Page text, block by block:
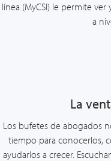
línea (MyCSI) le permite
a
La
Los bufetes de abogados
tiempo para conocerlos,
ayudarlos a crecer.